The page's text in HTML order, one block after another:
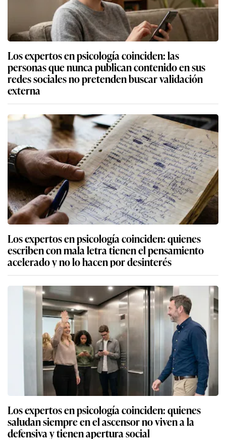
Los expertos en psicología coinciden: las
personas que nunca publican contenido en sus
redes sociales no pretenden buscar validación
externa
Los expertos en psicología coinciden: quienes
escriben con mala letra tienen el pensamiento
acelerado y no lo hacen por desinterés
Los expertos en psicología coinciden: quienes
saludan siempre en el ascensor no viven a la
defensiva y tienen apertura social